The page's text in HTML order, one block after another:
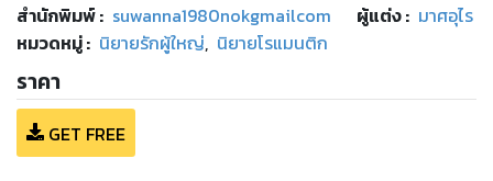
สำนักพิมพ์: suwanna1980nokgmailcom ผู้แต่ง : มาศอุไร
หมวดหมู่: นิยายรักผู้ใหญ่, นิยายโรแมนติก
ราคา
GET FREE